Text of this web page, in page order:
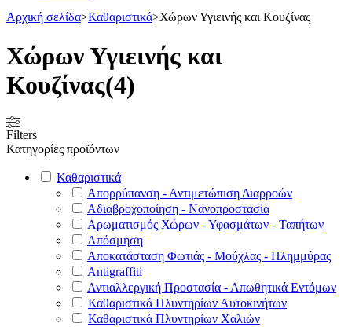
Αρχική σελίδα>Καθαριστικά>Χώρων Υγιεινής και Κουζίνας
Χώρων Υγιεινής και
Κουζίνας(4)
Filters
Κατηγορίες προϊόντων
Καθαριστικά
Απορρύπανση - Αντιμετώπιση Διαρροών
Αδιαβροχοποίηση - Νανοπροστασία
Αρωματισμός Χώρων - Υφασμάτων - Ταπήτων
Απόσμηση
Αποκατάσταση Φωτιάς - Μούχλας - Πλημμύρας
Antigraffiti
Αντιαλλεργική Προστασία - Απωθητικά Εντόμων
Καθαριστικά Πλυντηρίων Αυτοκινήτων
Καθαριστικά Πλυντηρίων Χαλιών